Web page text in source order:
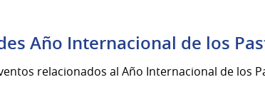
Año Internacional de los
relacionados al Año Internacional de los